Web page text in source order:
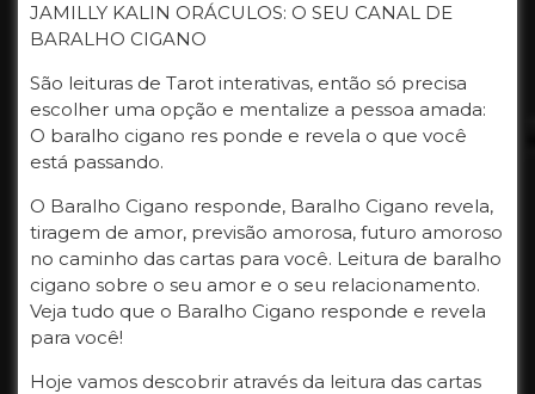
JAMILLY KALIN ORÁCULOS: O SEU CANAL DE
BARALHO CIGANO
São leituras de Tarot interativas, então só precisa
escolher uma opção e mentalize a pessoa amada:
O baralho cigano res ponde e revela o que você
está passando.
O Baralho Cigano responde, Baralho Cigano revela,
tiragem de amor, previsão amorosa, futuro amoroso
no caminho das cartas para você. Leitura de baralho
cigano sobre o seu amor e o seu relacionamento.
Veja tudo que o Baralho Cigano responde e revela
para você!
Hoje vamos descobrir através da leitura das cartas